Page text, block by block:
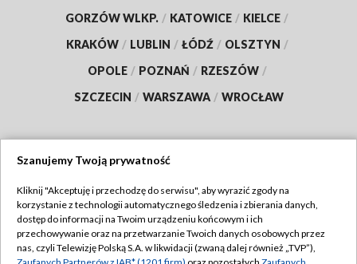
GORZÓW WLKP. / KATOWICE / KIELCE /
KRAKÓW / LUBLIN / ŁÓDŹ / OLSZTYN /
OPOLE / POZNAŃ / RZESZÓW /
SZCZECIN / WARSZAWA / WROCŁAW
TVP
Abonament TVP
Emisja w TVP
Regulamin TVP
Szanujemy Twoją prywatność
Kliknij "Akceptuję i przechodzę do serwisu", aby wyrazić zgody na
korzystanie z technologii automatycznego śledzenia i zbierania danych,
dostęp do informacji na Twoim urządzeniu końcowym i ich
przechowywanie oraz na przetwarzanie Twoich danych osobowych przez
nas, czyli Telewizję Polską S.A. w likwidacji (zwaną dalej również „TVP”),